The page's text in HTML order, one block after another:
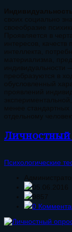
Индивидуальность
своих социально
своеобразие
Проявляется в
интересов,
интеллекта,
материализма,
индивидуальности
преобразуются в
обусловленный
проявлений
менее стандартных
отдельному
Личностный
Психологические
Администратор
05.06.2016
9857
0